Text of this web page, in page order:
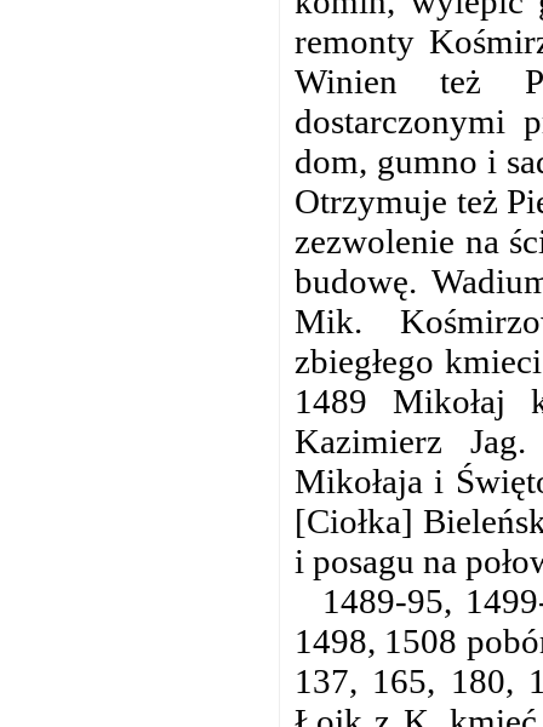
remonty
Winien też
dostarczonymi
dom, gumno i
Otrzymuje też
zezwolenie na
budowę.
Mik.
zbiegłego
1489
Kazimierz
Mikołaja i
[Ciołka]
i posagu na
1489-95,
1498, 1508
137, 165, 180,